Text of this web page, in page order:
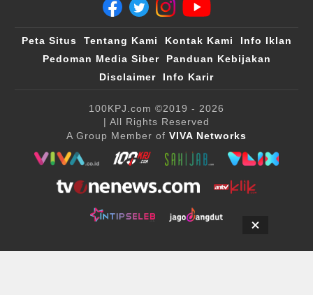
Peta Situs Tentang Kami Kontak Kami
Info Iklan
Pedoman Media Siber
Panduan Kebijakan
Disclaimer
Info Karir
100KPJ.com ©2019 - 2026
| All Rights Reserved
A Group Member of VIVA Networks